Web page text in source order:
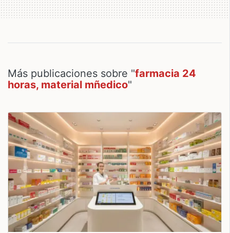
Más publicaciones sobre "farmacia 24
horas, material mñedico"